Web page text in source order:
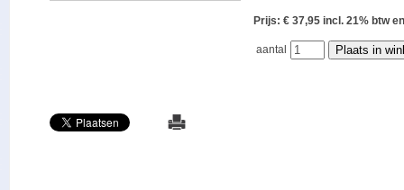
Prijs: € 37,95 incl. 21% btw
aantal